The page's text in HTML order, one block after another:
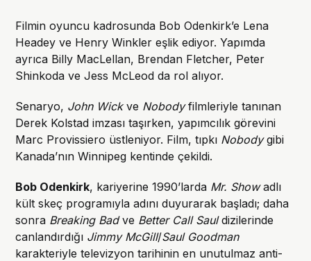
Filmin oyuncu kadrosunda Bob Odenkirk’e Lena
Headey ve Henry Winkler eşlik ediyor. Yapımda
ayrıca Billy MacLellan, Brendan Fletcher, Peter
Shinkoda ve Jess McLeod da rol alıyor.
Senaryo, John Wickve Nobodyfilmleriyle tanınan
Derek Kolstad imzası taşırken, yapımcılık görevini
Marc Provissiero üstleniyor. Film, tıpkı Nobodygibi
Kanada’nın Winnipeg kentinde çekildi.
Bob Odenkirk, kariyerine 1990’larda Mr. Showadlı
kült skeç programıyla adını duyurarak başladı; daha
sonra Breaking Badve Better Call Sauldizilerinde
canlandırdığı Jimmy McGill/Saul Goodman
karakteriyle televizyon tarihinin en unutulmaz anti-